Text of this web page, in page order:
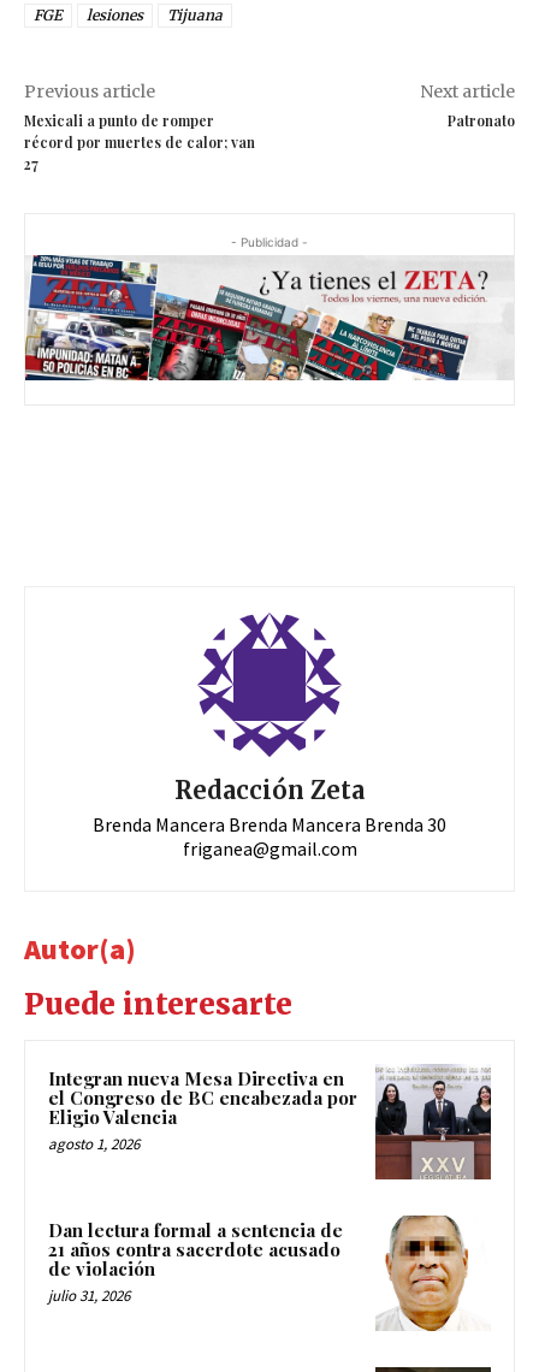
FGE
lesiones Tijuana
Previous article
Mexicali a punto de romper
récord por muertes de calor; van
27
Next article
Patronato
- Publicidad -
Redacción Zeta
Brenda Mancera Brenda Mancera Brenda 30
friganea@gmail.com
Autor(a)
Puede interesarte
Integran nueva Mesa Directiva en
el Congreso de BC encabezada por
Eligio Valencia
agosto 1, 2026
Dan lectura formal a sentencia de
21 años contra sacerdote acusado
de violación
julio 31, 2026